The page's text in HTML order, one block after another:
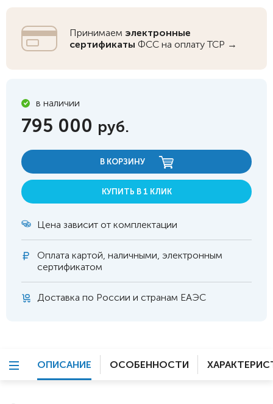
Принимаем электронные
сертификаты ФСС на оплату ТСР →
в наличии
795 000 руб.
В КОРЗИНУ
КУПИТЬ В 1 КЛИК
Цена зависит от комплектации
Оплата картой, наличными, электронным
сертификатом
Доставка по России и странам ЕАЭС
ОПИСАНИЕ ОСОБЕННОСТИ